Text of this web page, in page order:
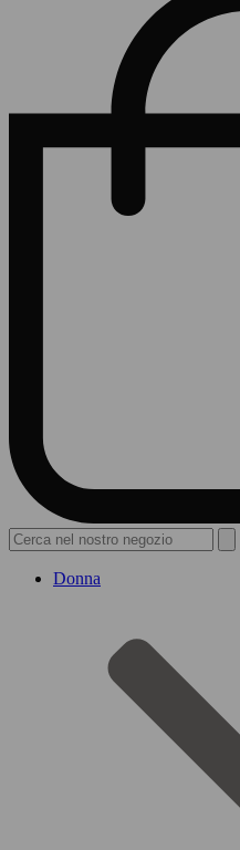
Donna